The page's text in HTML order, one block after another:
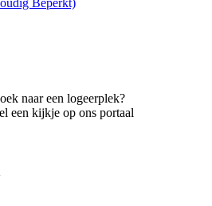
Beperkt)
naar een logeerplek?
een kijkje op ons portaal